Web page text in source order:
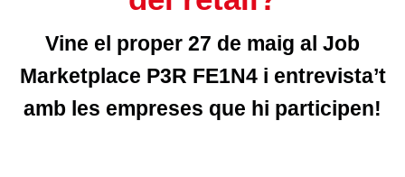
Vine el proper 27 de maig al Job
Marketplace P3R FE1N4 i entrevista’t
amb les empreses que hi participen!